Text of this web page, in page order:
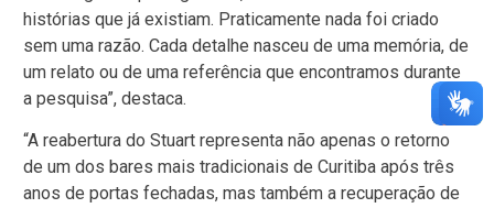
histórias que já existiam. Praticamente nada foi criado
sem uma razão. Cada detalhe nasceu de uma memória, de
um relato ou de uma referência que encontramos durante
a pesquisa”, destaca.
“A reabertura do Stuart representa não apenas o retorno
de um dos bares mais tradicionais de Curitiba após três
anos de portas fechadas, mas também a recuperação de